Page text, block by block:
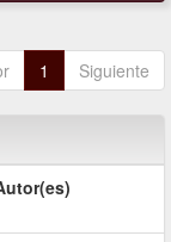
1 Siguiente